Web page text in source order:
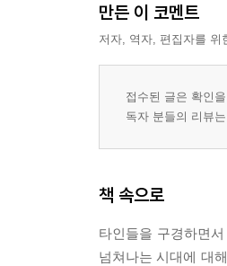
만든 이 코멘트
저자, 역자, 편집자를 위
접수된 글은 확인
독자 분들의 리뷰
책 속으로
타인들을 구경하면
넘쳐나는 시대에 대